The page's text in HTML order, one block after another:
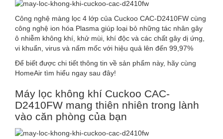
Công nghệ màng lọc 4 lớp của Cuckoo CAC-D2410FW cùng
công nghệ ion hóa Plasma giúp loại bỏ những tác nhân gây
ô nhiễm không khí, khử mùi, khí độc và các chất gây dị ứng,
vi khuẩn, virus và nấm mốc với hiệu quả lên đến 99,97%
Để biết được chi tiết thông tin về sản phẩm này, hãy cùng
HomeAir tìm hiểu ngay sau đây!
Máy lọc không khí Cuckoo CAC-
D2410FW mang thiên nhiên trong lành
vào căn phòng của bạn